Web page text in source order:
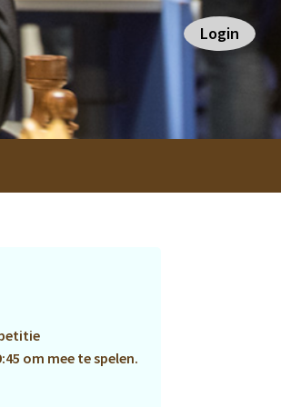
Login
om mee te spelen.